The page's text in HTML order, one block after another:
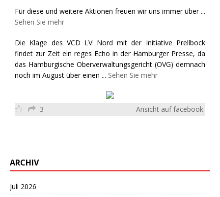
Für diese und weitere Aktionen freuen wir uns immer über ...
Sehen Sie mehr
Die Klage des VCD LV Nord mit der Initiative Prellbock
findet zur Zeit ein reges Echo in der Hamburger Presse, da
das Hamburgische Oberverwaltungsgericht (OVG) demnach
noch im August über einen ... Sehen Sie mehr
3 Ansicht auf facebook
ARCHIV
Juli 2026